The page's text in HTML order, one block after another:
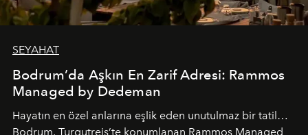
SEYAHAT
Bodrum’da Aşkın En Zarif Adresi: Rammos
Managed by Dedeman
Hayatın en özel anlarına eşlik eden unutulmaz bir tatil…
Bodrum, Turgutreis’te konumlanan Rammos Managed